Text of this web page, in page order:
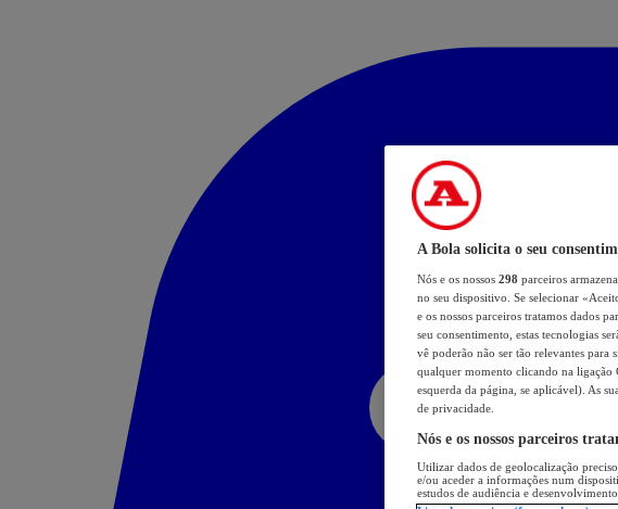
A Bola solicita o seu
Nós e os nossos 298 parceiros
no seu dispositivo. Se selecionar
e os nossos parceiros tratamos dados
seu consentimento, estas tecnologias
vê poderão não ser tão relevantes para
qualquer momento clicando na
esquerda da página, se aplicável). As
de privacidade.
Nós e os nossos parceiros
Utilizar dados de geolocalização
e/ou aceder a informações num
estudos de audiência e